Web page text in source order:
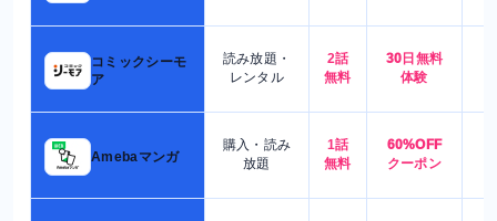
コミックシーモ
ア
読み放題・
レンタル
2話
無料
30日無料
体験
Amebaマンガ
購入・読み
放題
1話
無料
60%OFF
クーポン